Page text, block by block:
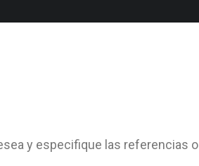
y especifique las referencias o